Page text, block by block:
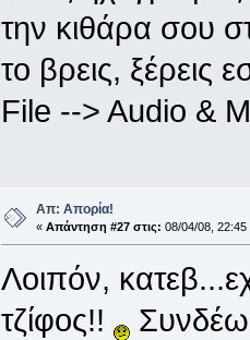
την κιθάρα σου
το βρεις, ξέρεις
File --> Audio &
Απ: Απορία!
« Απάντηση #27 στις: 08/04/08, 22:45
Λοιπόν,
τζίφος!!
Συνδέω